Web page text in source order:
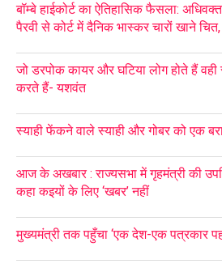
बॉम्बे हाईकोर्ट का ऐतिहासिक फैसला:
पैरवी से कोर्ट में दैनिक भास्कर चारों खाने
जो डरपोक कायर और घटिया लोग होते हैं
करते हैं- यशवंत
स्याही फेंकने वाले स्याही और गोबर को एक
आज के अखबार : राज्यसभा में गृहमंत्री की
कहा कइयों के लिए ‘खबर’ नहीं
मुख्यमंत्री तक पहुँचा ‘एक देश-एक पत्रकार